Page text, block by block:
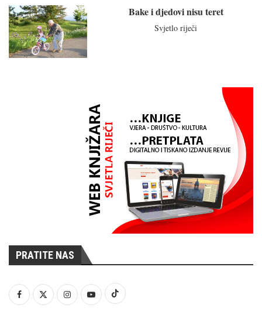
Bake i djedovi nisu teret
Svjetlo riječi
PRATITE NAS